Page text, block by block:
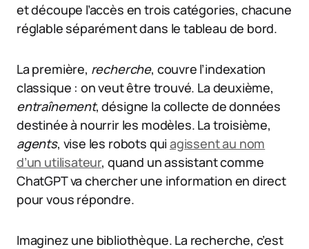
et découpe l’accès en trois catégories, chacune
réglable séparément dans le tableau de bord.
La première, recherche, couvre l’indexation
classique : on veut être trouvé. La deuxième,
entraînement, désigne la collecte de données
destinée à nourrir les modèles. La troisième,
agents, vise les robots qui agissent au nom
d’un utilisateur, quand un assistant comme
ChatGPT va chercher une information en direct
pour vous répondre.
Imaginez une bibliothèque. La recherche, c’est